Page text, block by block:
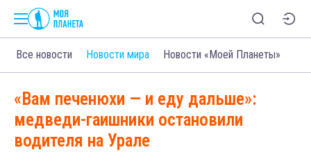
Все новости Новости мира Новости «Моей Планеты»
«Вам печенюхи — и еду дальше»:
медведи-гаишники остановили
водителя на Урале